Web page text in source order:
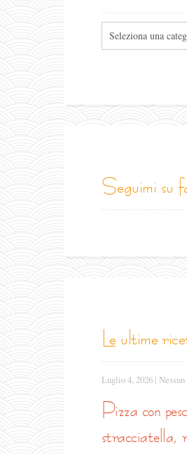
seguimi su
le ultime
Luglio 4, 2026 |
pizza con pesche,
stracciatella,